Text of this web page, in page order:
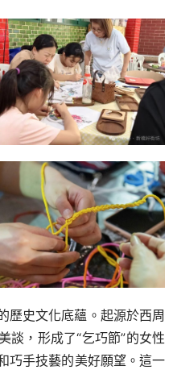
歷史文化底蘊。起源於西周
談，形成了“乞巧節”的女性
巧手技藝的美好願望。這一